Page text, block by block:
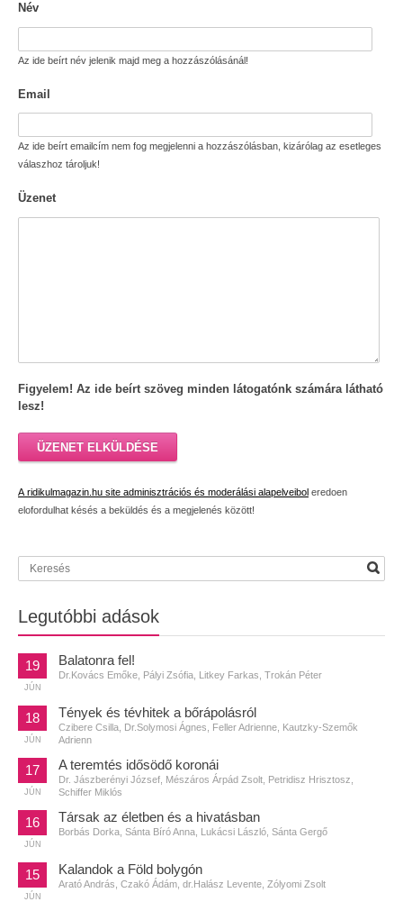
Név
Az ide beírt név jelenik majd meg a hozzászólásánál!
Email
Az ide beírt emailcím nem fog megjelenni a hozzászólásban, kizárólag az esetleges
válaszhoz tároljuk!
Üzenet
Figyelem! Az ide beírt szöveg minden látogatónk számára látható
lesz!
ÜZENET ELKÜLDÉSE
A ridikulmagazin.hu site adminisztrációs és moderálási alapelveibol eredoen
elofordulhat késés a beküldés és a megjelenés között!
Legutóbbi adások
19
JÚN
Balatonra fel!
Dr.Kovács Emőke, Pályi Zsófia, Litkey Farkas, Trokán Péter
18
JÚN
Tények és tévhitek a bőrápolásról
Czibere Csilla, Dr.Solymosi Ágnes, Feller Adrienne, Kautzky-Szemők
Adrienn
17
JÚN
A teremtés idősödő koronái
Dr. Jászberényi József, Mészáros Árpád Zsolt, Petridisz Hrisztosz,
Schiffer Miklós
16
JÚN
Társak az életben és a hivatásban
Borbás Dorka, Sánta Bíró Anna, Lukácsi László, Sánta Gergő
15
JÚN
Kalandok a Föld bolygón
Arató András, Czakó Ádám, dr.Halász Levente, Zólyomi Zsolt